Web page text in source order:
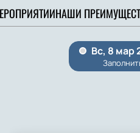
НАШИ